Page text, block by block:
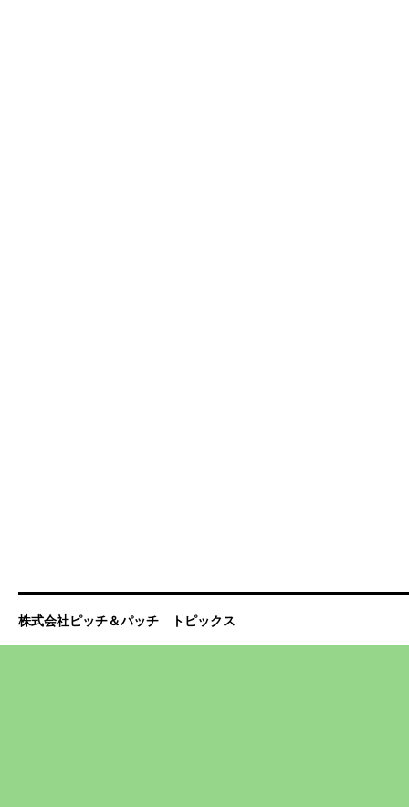
株式会社ピッチ＆パッチ トピックス